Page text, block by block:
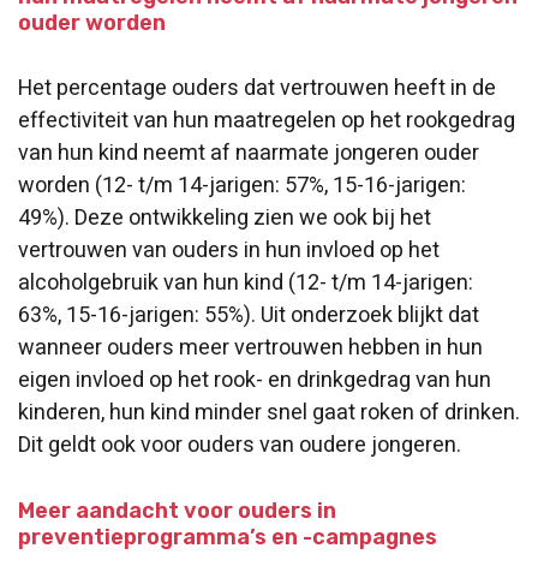
ouder worden
Het percentage ouders dat vertrouwen heeft in de
effectiviteit van hun maatregelen op het rookgedrag
van hun kind neemt af naarmate jongeren ouder
worden (12- t/m 14-jarigen: 57%, 15-16-jarigen:
49%). Deze ontwikkeling zien we ook bij het
vertrouwen van ouders in hun invloed op het
alcoholgebruik van hun kind (12- t/m 14-jarigen:
63%, 15-16-jarigen: 55%). Uit onderzoek blijkt dat
wanneer ouders meer vertrouwen hebben in hun
eigen invloed op het rook- en drinkgedrag van hun
kinderen, hun kind minder snel gaat roken of drinken.
Dit geldt ook voor ouders van oudere jongeren.
Meer aandacht voor ouders in
preventieprogramma’s en -campagnes